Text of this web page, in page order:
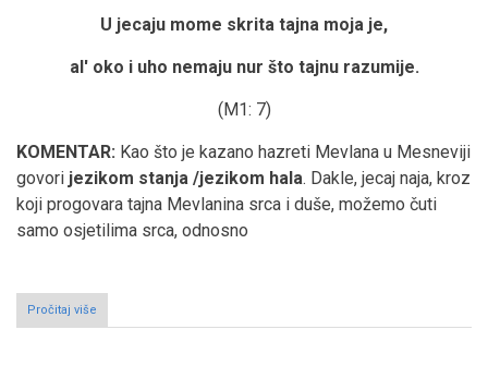
U jecaju mome skrita tajna moja je,
al' oko i uho nemaju nur što tajnu razumije.
(M1: 7)
KOMENTAR: Kao što je kazano hazreti Mevlana u Mesneviji
govori jezikom stanja /jezikom hala. Dakle, jecaj naja, kroz
koji progovara tajna Mevlanina srca i duše, možemo čuti
samo osjetilima srca, odnosno
Pročitaj više
"Putovanje